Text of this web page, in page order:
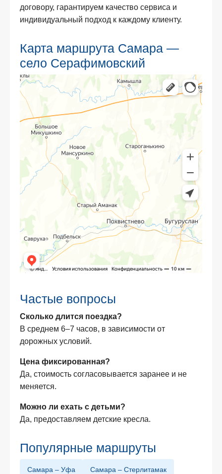
договору, гарантируем качество сервиса и
индивидуальный подход к каждому клиенту.
Карта маршрута Самара —
село Серафимовский
Частые вопросы
Сколько длится поездка?
В среднем 6–7 часов, в зависимости от
дорожных условий.
Цена фиксированная?
Да, стоимость согласовывается заранее и не
меняется.
Можно ли ехать с детьми?
Да, предоставляем детские кресла.
Популярные маршруты
Самара – Уфа Самара – Стерлитамак